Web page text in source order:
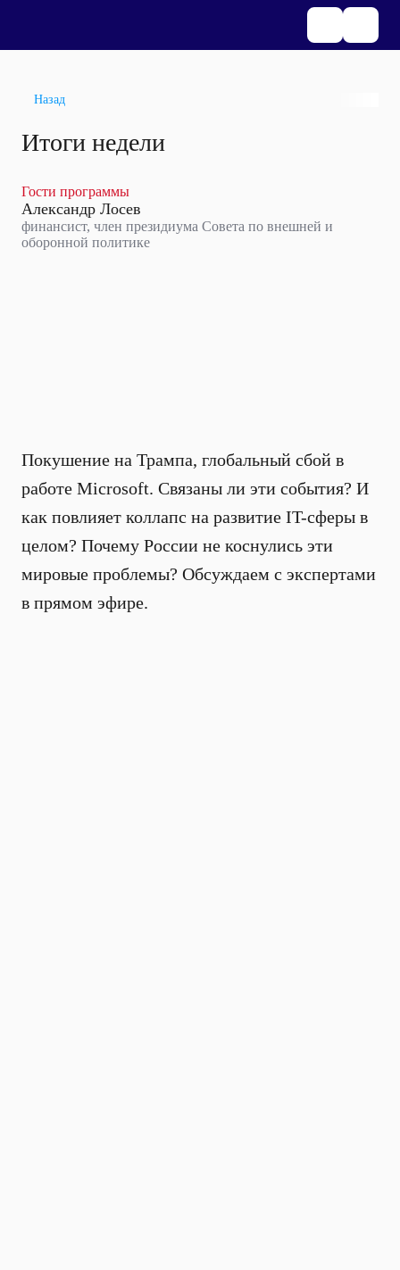
Назад
Итоги недели
Гости программы
Александр Лосев
финансист, член президиума Совета по внешней и
оборонной политике
Покушение на Трампа, глобальный сбой в
работе Microsoft. Связаны ли эти события? И
как повлияет коллапс на развитие IT-сферы в
целом? Почему России не коснулись эти
мировые проблемы? Обсуждаем с экспертами
в прямом эфире.